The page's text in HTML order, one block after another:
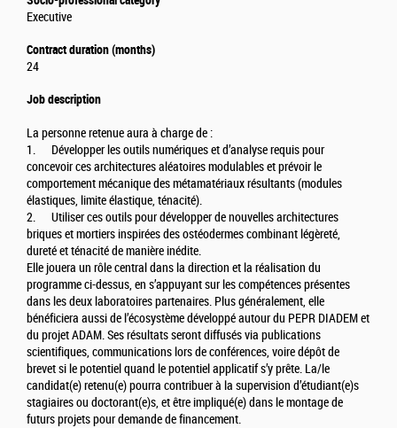
Executive
Contract duration (months)
24
Job description
La personne retenue aura à charge de :
1. Développer les outils numériques et d’analyse requis pour
concevoir ces architectures aléatoires modulables et prévoir le
comportement mécanique des métamatériaux résultants (modules
élastiques, limite élastique, ténacité).
2. Utiliser ces outils pour développer de nouvelles architectures
briques et mortiers inspirées des ostéodermes combinant légèreté,
dureté et ténacité de manière inédite.
Elle jouera un rôle central dans la direction et la réalisation du
programme ci-dessus, en s’appuyant sur les compétences présentes
dans les deux laboratoires partenaires. Plus généralement, elle
bénéficiera aussi de l’écosystème développé autour du PEPR DIADEM et
du projet ADAM. Ses résultats seront diffusés via publications
scientifiques, communications lors de conférences, voire dépôt de
brevet si le potentiel quand le potentiel applicatif s’y prête. La/le
candidat(e) retenu(e) pourra contribuer à la supervision d’étudiant(e)s
stagiaires ou doctorant(e)s, et être impliqué(e) dans le montage de
futurs projets pour demande de financement.